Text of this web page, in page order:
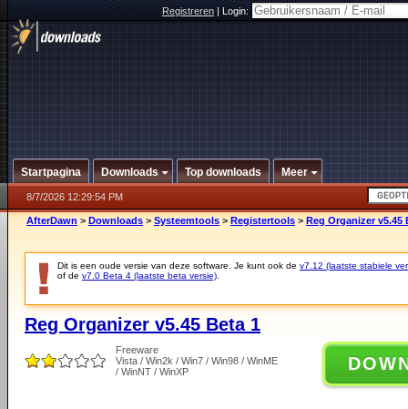
Registreren|Login:
Startpagina Downloads Top downloads Meer
8/7/2026 12:29:54 PM
AfterDawn > Downloads > Systeemtools > Registertools > Reg Organizer v5.45
Dit is een oude versie van deze software. Je kunt ook de v7.12 (laatste stabiele
of de v7.0 Beta 4 (laatste beta versie)
Reg Organizer v5.45 Beta 1
Freeware
Vista / Win2k / Win7 / Win98 / WinME
/ WinNT / WinXP